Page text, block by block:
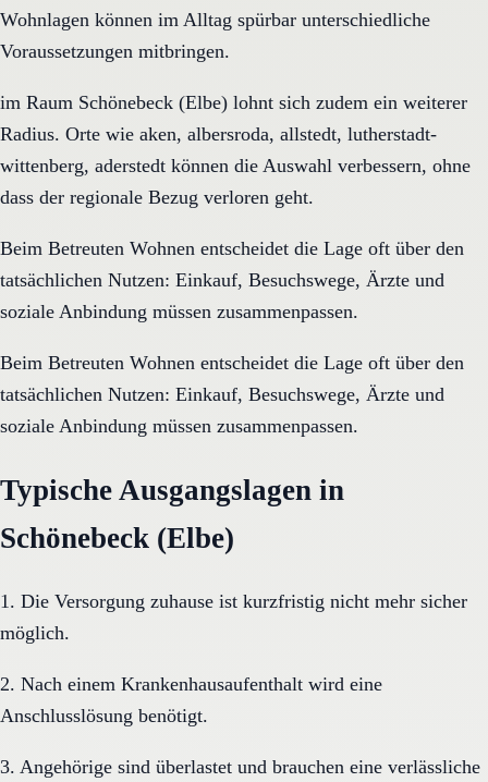
Wohnlagen können im Alltag spürbar unterschiedliche
Voraussetzungen mitbringen.
im Raum Schönebeck (Elbe) lohnt sich zudem ein weiterer
Radius. Orte wie aken, albersroda, allstedt, lutherstadt-
wittenberg, aderstedt können die Auswahl verbessern, ohne
dass der regionale Bezug verloren geht.
Beim Betreuten Wohnen entscheidet die Lage oft über den
tatsächlichen Nutzen: Einkauf, Besuchswege, Ärzte und
soziale Anbindung müssen zusammenpassen.
Beim Betreuten Wohnen entscheidet die Lage oft über den
tatsächlichen Nutzen: Einkauf, Besuchswege, Ärzte und
soziale Anbindung müssen zusammenpassen.
Typische Ausgangslagen in
Schönebeck (Elbe)
1. Die Versorgung zuhause ist kurzfristig nicht mehr sicher
möglich.
2. Nach einem Krankenhausaufenthalt wird eine
Anschlusslösung benötigt.
3. Angehörige sind überlastet und brauchen eine verlässliche